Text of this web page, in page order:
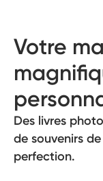
Votre
Des livres
de souvenirs
perfection.